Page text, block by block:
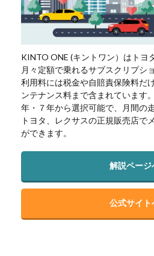
KINTO ONE (キントワン）はトヨ
月々定額で乗れるサブスクリプシ
利用料には税金や自賠責保険料だ
ンテナンス料まで含まれています
年・７年から選択可能で、月間の
トヨタ、レクサスの正規販売店で
ができます。
解説ページ
公式サイト